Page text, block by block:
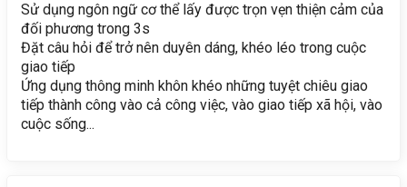
Sử dụng ngôn ngữ cơ thể lấy được trọn vẹn thiện cảm của
đối phương trong 3s
Đặt câu hỏi để trở nên duyên dáng, khéo léo trong cuộc
giao tiếp
Ứng dụng thông minh khôn khéo những tuyệt chiêu giao
tiếp thành công vào cả công việc, vào giao tiếp xã hội, vào
cuộc sống...